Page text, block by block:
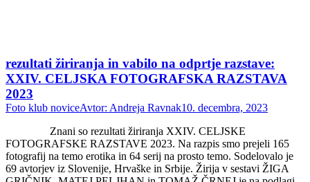
rezultati žiriranja in vabilo na odprtje razstave:
XXIV. CELJSKA FOTOGRAFSKA RAZSTAVA
2023
Foto klub noviceAvtor: Andreja Ravnak10. decembra, 2023
Znani so rezultati žiriranja XXIV. CELJSKE
FOTOGRAFSKE RAZSTAVE 2023. Na razpis smo prejeli 165
fotografij na temo erotika in 64 serij na prosto temo. Sodelovalo je
69 avtorjev iz Slovenije, Hrvaške in Srbije. Žirija v sestavi ŽIGA